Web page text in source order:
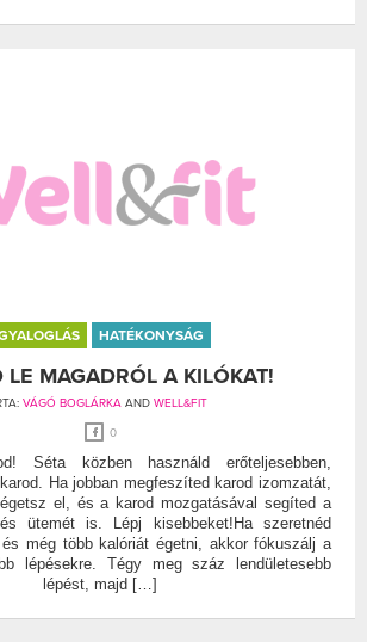
HATÉKONYSÁG
LE MAGADRÓL A KILÓKAT!
VÁGÓ BOGLÁRKA AND WELL&FIT
0
Séta közben használd erőteljesebben,
Ha jobban megfeszíted karod izomzatát,
el, és a karod mozgatásával segíted a
ütemét is. Lépj kisebbeket!Ha szeretnéd
még több kalóriát égetni, akkor fókuszálj a
lépésekre. Tégy meg száz lendületesebb
lépést, majd […]